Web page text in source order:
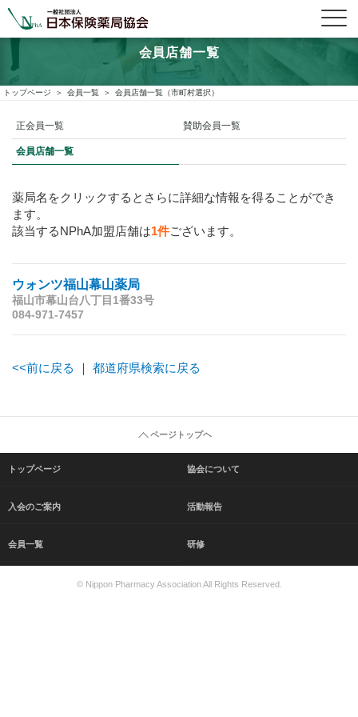
会員店舗一覧
トップページ 会員一覧 会員店舗一覧（市町村選択）
正会員一覧 賛助会員一覧
会員店舗一覧
薬局名をクリックするとさらに詳細な情報を得ることができ
ます。
該当するNPhA加盟店舗は1件ございます。
ウォンツ福山幕山薬局
福山市幕山台八丁目1番33号
084-971-7457
<<前に戻る ｜ 都道府県検索に戻る
ページトップヘ
トップページ 協会について
入会のご案内 活動報告
会員一覧 研修
© Nippon Pharmacy Association All Rights Reserved.